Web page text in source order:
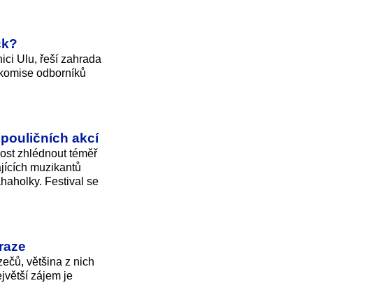
Ulu, řeší zahrada
odborníků
akcí
zhlédnout téměř
muzikantů
Festival se
většina z nich
zájem je